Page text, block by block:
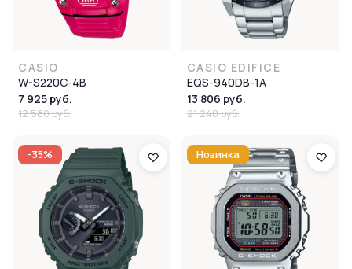
CASIO
W-S220C-4B
7 925 руб.
12 580 руб.
CASIO EDIFICE
EQS-940DB-1A
13 806 руб.
21 240 руб.
-35% Новинка